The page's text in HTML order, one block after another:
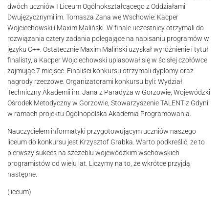
dwóch uczniów I Liceum Ogólnokształcącego z Oddziałami
Dwujęzycznymi im. Tomasza Zana we Wschowie: Kacper
Wojciechowski i Maxim Maliński. W finale uczestnicy otrzymali do
rozwiązania cztery zadania polegające na napisaniu programów w
języku C++. Ostatecznie Maxim Maliński uzyskał wyróżnienie i tytuł
finalisty, a Kacper Wojciechowski uplasował się w ścisłej czołówce
zajmując 7 miejsce. Finaliści konkursu otrzymali dyplomy oraz
nagrody rzeczowe. Organizatorami konkursu byli: Wydział
Techniczny Akademii im. Jana z Paradyża w Gorzowie, Wojewódzki
Ośrodek Metodyczny w Gorzowie, Stowarzyszenie TALENT z Gdyni
w ramach projektu Ogólnopolska Akademia Programowania.
Nauczycielem informatyki przygotowującym uczniów naszego
liceum do konkursu jest Krzysztof Grabka. Warto podkreślić, że to
pierwszy sukces na szczeblu wojewódzkim wschowskich
programistów od wielu lat. Liczymy na to, że wkrótce przyjdą
następne.
(liceum)